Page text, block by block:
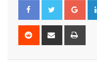
Reddit
Share